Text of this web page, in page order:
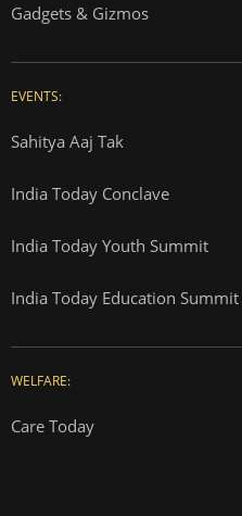
Gadgets & Gizmos
EVENTS:
Sahitya Aaj Tak
India Today Conclave
India Today Youth Summit
India Today Education Summit
WELFARE:
Care Today